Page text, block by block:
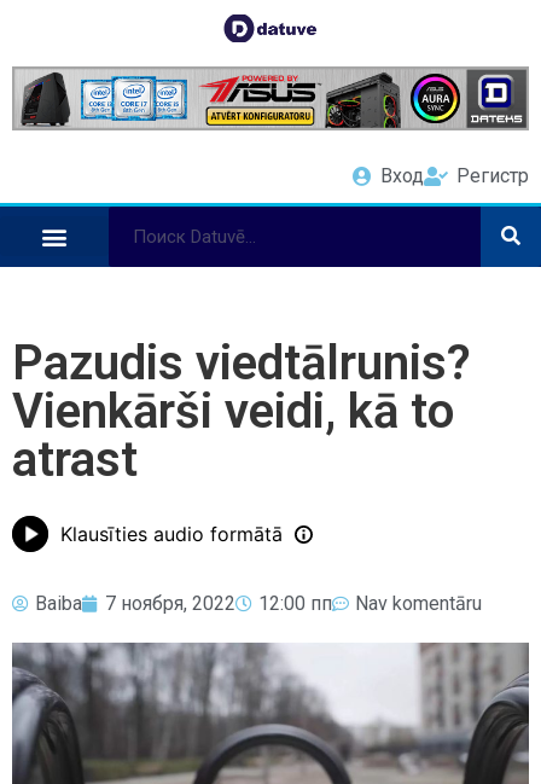
Вход Регистр
Pazudis viedtālrunis?
Vienkārši veidi, kā to
atrast
Klausīties audio formātā
Baiba 7 ноября, 2022 12:00 пп Nav komentāru